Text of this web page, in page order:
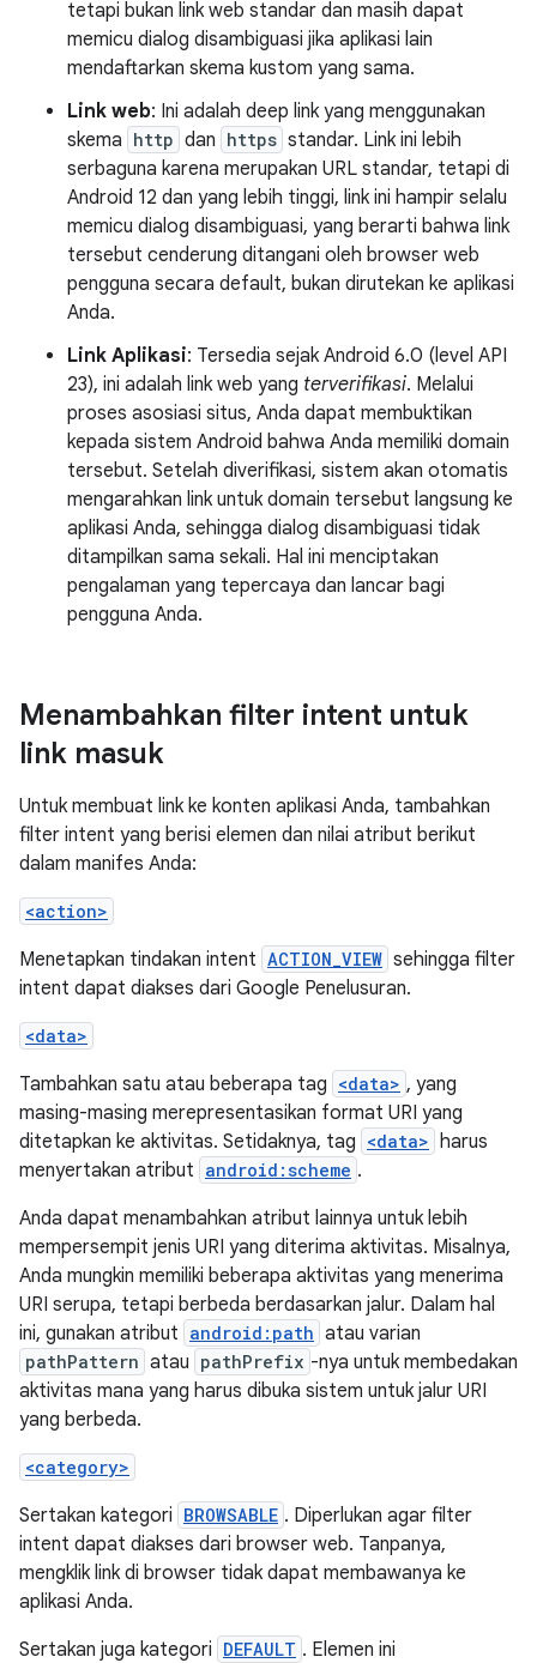
tetapi bukan link web standar dan masih dapat
memicu dialog disambiguasi jika aplikasi lain
mendaftarkan skema kustom yang sama.
Link web: Ini adalah deep link yang menggunakan
skema http dan https standar. Link ini lebih
serbaguna karena merupakan URL standar, tetapi di
Android 12 dan yang lebih tinggi, link ini hampir selalu
memicu dialog disambiguasi, yang berarti bahwa link
tersebut cenderung ditangani oleh browser web
pengguna secara default, bukan dirutekan ke aplikasi
Anda.
Link Aplikasi: Tersedia sejak Android 6.0 (level API
23), ini adalah link web yang terverifikasi. Melalui
proses asosiasi situs, Anda dapat membuktikan
kepada sistem Android bahwa Anda memiliki domain
tersebut. Setelah diverifikasi, sistem akan otomatis
mengarahkan link untuk domain tersebut langsung ke
aplikasi Anda, sehingga dialog disambiguasi tidak
ditampilkan sama sekali. Hal ini menciptakan
pengalaman yang tepercaya dan lancar bagi
pengguna Anda.
Menambahkan filter intent untuk
link masuk
Untuk membuat link ke konten aplikasi Anda, tambahkan
filter intent yang berisi elemen dan nilai atribut berikut
dalam manifes Anda:
<action>
Menetapkan tindakan intent ACTION_VIEW sehingga filter
intent dapat diakses dari Google Penelusuran.
<data>
Tambahkan satu atau beberapa tag <data> , yang
masing-masing merepresentasikan format URI yang
ditetapkan ke aktivitas. Setidaknya, tag <data> harus
menyertakan atribut android:scheme .
Anda dapat menambahkan atribut lainnya untuk lebih
mempersempit jenis URI yang diterima aktivitas. Misalnya,
Anda mungkin memiliki beberapa aktivitas yang menerima
URI serupa, tetapi berbeda berdasarkan jalur. Dalam hal
ini, gunakan atribut android:path atau varian
pathPattern atau pathPrefix -nya untuk membedakan
aktivitas mana yang harus dibuka sistem untuk jalur URI
yang berbeda.
<category>
Sertakan kategori BROWSABLE . Diperlukan agar filter
intent dapat diakses dari browser web. Tanpanya,
mengklik link di browser tidak dapat membawanya ke
aplikasi Anda.
Sertakan juga kategori DEFAULT . Elemen ini